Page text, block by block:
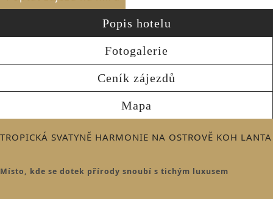
Popis hotelu
Fotogalerie
Ceník zájezdů
Mapa
TROPICKÁ SVATYNĚ HARMONIE NA OSTROVĚ KOH LANTA
Místo, kde se dotek přírody snoubí s tichým luxusem